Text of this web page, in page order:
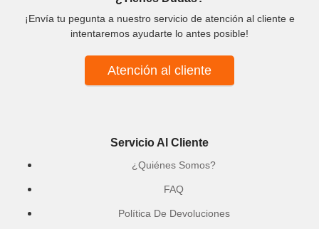
¡Envía tu pegunta a nuestro servicio de atención al cliente e
intentaremos ayudarte lo antes posible!
Atención al cliente
Servicio Al Cliente
¿Quiénes Somos?
FAQ
Política De Devoluciones